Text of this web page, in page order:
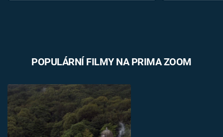
POPULÁRNÍ FILMY NA PRIMA ZOOM